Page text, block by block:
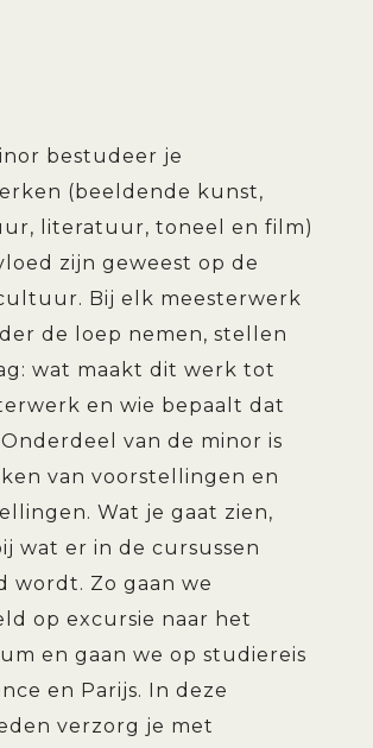
bestudeer je
(beeldende kunst,
literatuur, toneel en film)
zijn geweest op de
Bij elk meesterwerk
de loep nemen, stellen
wat maakt dit werk tot
en wie bepaalt dat
van de minor is
van voorstellingen en
Wat je gaat zien,
wat er in de cursussen
wordt. Zo gaan we
op excursie naar het
en gaan we op studiereis
en Parijs. In deze
verzorg je met